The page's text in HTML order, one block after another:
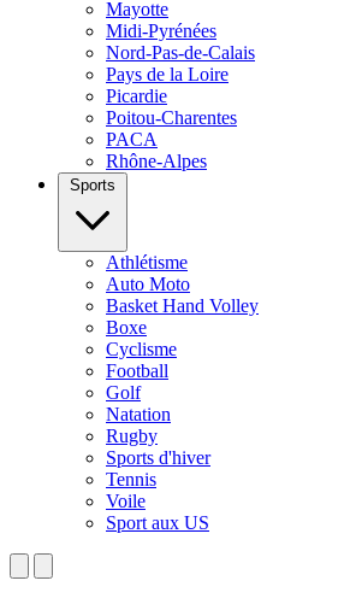
Mayotte
Midi-Pyrénées
Nord-Pas-de-Calais
Pays de la Loire
Picardie
Poitou-Charentes
PACA
Rhône-Alpes
Sports
Athlétisme
Auto Moto
Basket Hand Volley
Boxe
Cyclisme
Football
Golf
Natation
Rugby
Sports d'hiver
Tennis
Voile
Sport aux US